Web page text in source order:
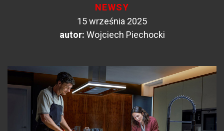
NEWSY
15 września 2025
autor: Wojciech Piechocki